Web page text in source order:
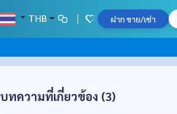
THB ฝาก ขาย/เช่า
บทความที่เกี่ยวข้อง (3)